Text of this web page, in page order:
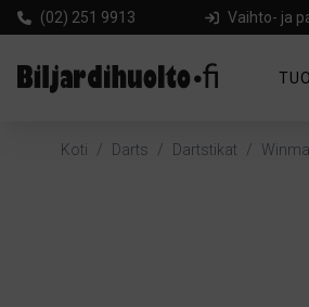
(02) 251 9913 Vaihto- ja
Koti / Darts / Dartstikat /